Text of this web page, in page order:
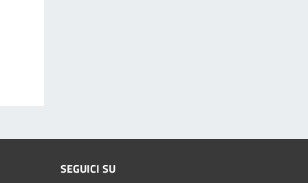
SEGUICI SU